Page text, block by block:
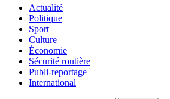
Actualité
Politique
Sport
Culture
Économie
Sécurité routière
Publi-reportage
International